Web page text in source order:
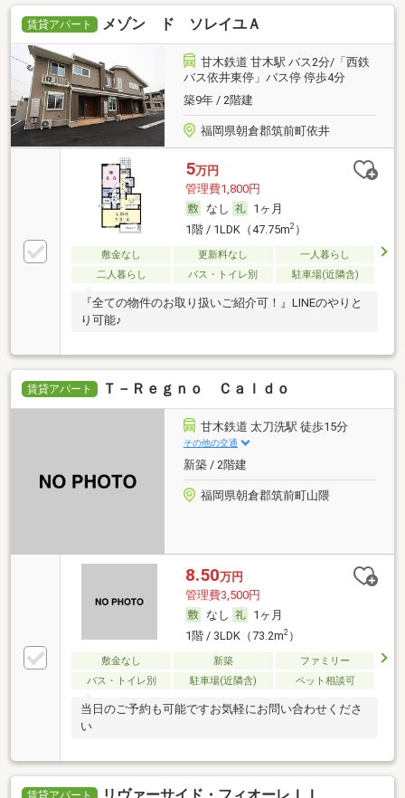
賃貸アパート メゾン ド ソレイユＡ
甘木鉄道 甘木駅 バス2分/「西鉄
バス依井東停」バス停 停歩4分
築9年 / 2階建
福岡県朝倉郡筑前町依井
5万円
管理費1,800円
なし
1ヶ月
1階 / 1LDK（47.75m2）
敷金なし 更新料なし
一人暮らし
二人暮らし
バス・トイレ別 駐車場(近隣含)
『全ての物件のお取り扱いご紹介可！』LINEのやりと
り可能♪
賃貸アパート Ｔ－Ｒｅｇｎｏ Ｃａｌｄｏ
甘木鉄道 太刀洗駅 徒歩15分
その他の交通
新築 / 2階建
福岡県朝倉郡筑前町山隈
8.50万円
管理費3,500円
なし
1ヶ月
1階 / 3LDK（73.2m2）
敷金なし 新築
ファミリー
バス・トイレ別
駐車場(近隣含) ペット相談可
当日のご予約も可能ですお気軽にお問い合わせくださ
い
賃貸アパート